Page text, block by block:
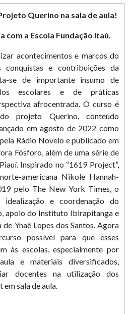
Querino na sala de aula!
com a Escola Fundação Itaú.
acontecimentos e marcos do
e contribuições da
se de importante insumo de
escolares e de práticas
afrocentrada. O curso é
projeto Querino, conteúdo
em agosto de 2022 como
Rádio Novelo e publicado em
Fósforo, além de uma série de
Inspirado no “1619 Project”,
americana Nikole Hannah-
pelo The New York Times, o
e coordenação do
apoio do Instituto Ibirapitanga e
Ynaê Lopes dos Santos. Agora
possível para que esses
às escolas, especialmente por
e materiais diversificados,
docentes na utilização dos
sala de aula.